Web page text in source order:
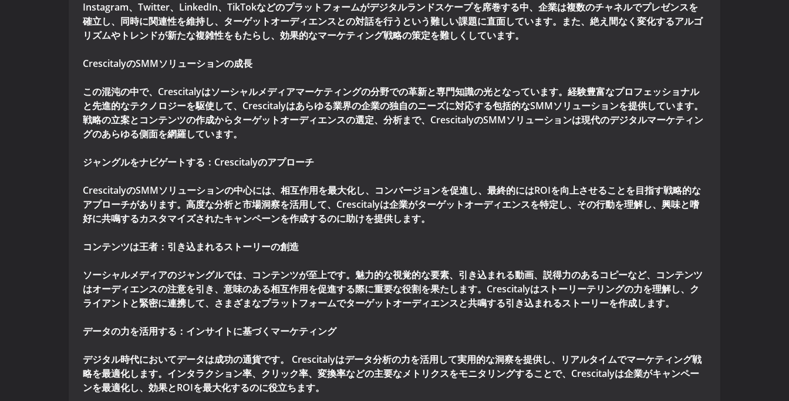
Instagram、Twitter、LinkedIn、TikTokなどのプラットフォームがデジタルランドスケープを席巻する中、企業は複数のチャネルでプレゼンスを
確立し、同時に関連性を維持し、ターゲットオーディエンスとの対話を行うという難しい課題に直面しています。また、絶え間なく変化するアルゴ
リズムやトレンドが新たな複雑性をもたらし、効果的なマーケティング戦略の策定を難しくしています。
CrescitalyのSMMソリューションの成長
この混沌の中で、Crescitalyはソーシャルメディアマーケティングの分野での革新と専門知識の光となっています。経験豊富なプロフェッショナル
と先進的なテクノロジーを駆使して、Crescitalyはあらゆる業界の企業の独自のニーズに対応する包括的なSMMソリューションを提供しています。
戦略の立案とコンテンツの作成からターゲットオーディエンスの選定、分析まで、CrescitalyのSMMソリューションは現代のデジタルマーケティン
グのあらゆる側面を網羅しています。
ジャングルをナビゲートする：Crescitalyのアプローチ
CrescitalyのSMMソリューションの中心には、相互作用を最大化し、コンバージョンを促進し、最終的にはROIを向上させることを目指す戦略的な
アプローチがあります。高度な分析と市場洞察を活用して、Crescitalyは企業がターゲットオーディエンスを特定し、その行動を理解し、興味と嗜
好に共鳴するカスタマイズされたキャンペーンを作成するのに助けを提供します。
コンテンツは王者：引き込まれるストーリーの創造
ソーシャルメディアのジャングルでは、コンテンツが至上です。魅力的な視覚的な要素、引き込まれる動画、説得力のあるコピーなど、コンテンツ
はオーディエンスの注意を引き、意味のある相互作用を促進する際に重要な役割を果たします。Crescitalyはストーリーテリングの力を理解し、ク
ライアントと緊密に連携して、さまざまなプラットフォームでターゲットオーディエンスと共鳴する引き込まれるストーリーを作成します。
データの力を活用する：インサイトに基づくマーケティング
デジタル時代においてデータは成功の通貨です。 Crescitalyはデータ分析の力を活用して実用的な洞察を提供し、リアルタイムでマーケティング戦
略を最適化します。インタラクション率、クリック率、変換率などの主要なメトリクスをモニタリングすることで、Crescitalyは企業がキャンペー
ンを最適化し、効果とROIを最大化するのに役立ちます。